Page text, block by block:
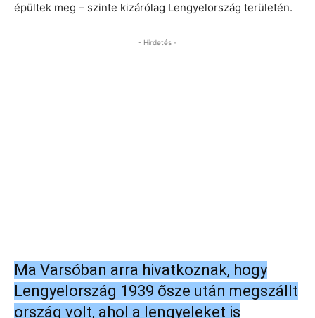
épültek meg – szinte kizárólag Lengyelország területén.
- Hirdetés -
Ma Varsóban arra hivatkoznak, hogy
Lengyelország 1939 ősze után megszállt
ország volt, ahol a lengyeleket is